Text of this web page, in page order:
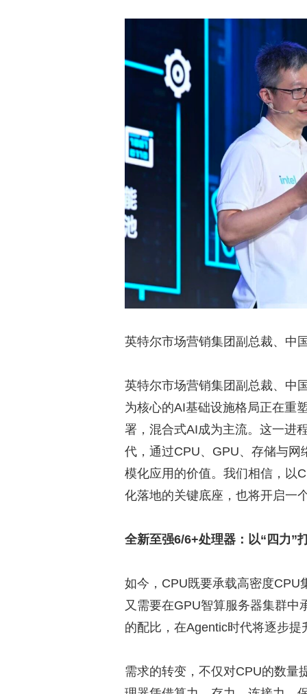
英特尔市场营销集团副总裁、中
英特尔市场营销集团副总裁、中
为核心的AI基础设施格局正在重
署，混合式AI成为主流。这一进
代，通过CPU、GPU、存储与
模化应用的价值。我们相信，以
化落地的关键底座，也将开启一
全新至强6/6+处理器：以“四力”
如今，CPU既要承载高密度CPU
又需要在GPU智算服务器集群中
的配比，在Agentic时代将逐步提
需求的转变，不仅对CPU的数量